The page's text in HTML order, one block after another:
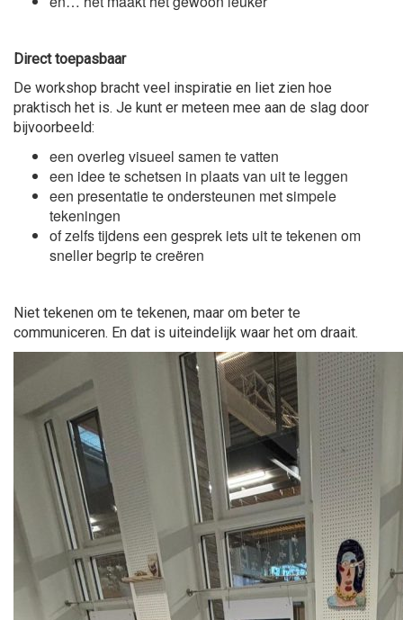
Direct toepasbaar
De workshop bracht veel inspiratie en liet zien hoe
praktisch het is. Je kunt er meteen mee aan de slag door
bijvoorbeeld:
een overleg visueel samen te vatten
een idee te schetsen in plaats van uit te leggen
een presentatie te ondersteunen met simpele
tekeningen
of zelfs tijdens een gesprek iets uit te tekenen om
sneller begrip te creëren
Niet tekenen om te tekenen, maar om beter te
communiceren. En dat is uiteindelijk waar het om draait.